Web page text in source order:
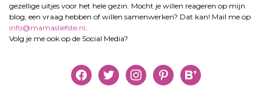
gezellige uitjes voor het hele gezin. Mocht je willen reageren op mijn
blog, een vraag hebben of willen samenwerken? Dat kan! Mail me op
info@mamasliefste.nl
Volg je me ook op de Social Media?
facebooktwitter instagrampinterestbloglovin